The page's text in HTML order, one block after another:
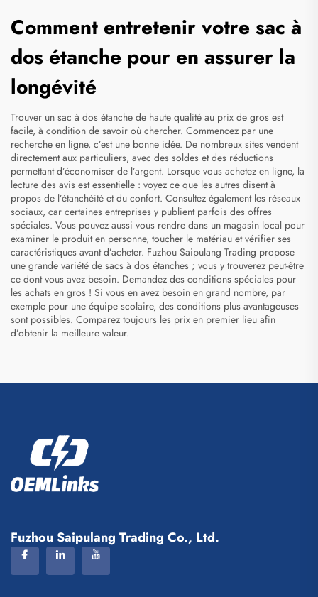
Comment entretenir votre sac à
dos étanche pour en assurer la
longévité
Trouver un sac à dos étanche de haute qualité au prix de gros est
facile, à condition de savoir où chercher. Commencez par une
recherche en ligne, c’est une bonne idée. De nombreux sites vendent
directement aux particuliers, avec des soldes et des réductions
permettant d’économiser de l’argent. Lorsque vous achetez en ligne, la
lecture des avis est essentielle : voyez ce que les autres disent à
propos de l’étanchéité et du confort. Consultez également les réseaux
sociaux, car certaines entreprises y publient parfois des offres
spéciales. Vous pouvez aussi vous rendre dans un magasin local pour
examiner le produit en personne, toucher le matériau et vérifier ses
caractéristiques avant d’acheter. Fuzhou Saipulang Trading propose
une grande variété de sacs à dos étanches ; vous y trouverez peut-être
ce dont vous avez besoin. Demandez des conditions spéciales pour
les achats en gros ! Si vous en avez besoin en grand nombre, par
exemple pour une équipe scolaire, des conditions plus avantageuses
sont possibles. Comparez toujours les prix en premier lieu afin
d’obtenir la meilleure valeur.
Fuzhou Saipulang Trading Co., Ltd.